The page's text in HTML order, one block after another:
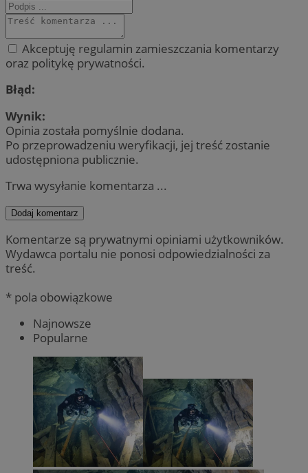
Akceptuję regulamin zamieszczania komentarzy
oraz politykę prywatności.
Błąd:
Wynik:
Opinia została pomyślnie dodana.
Po przeprowadzeniu weryfikacji, jej treść zostanie
udostępniona publicznie.
Trwa wysyłanie komentarza ...
Dodaj komentarz
Komentarze są prywatnymi opiniami użytkowników.
Wydawca portalu nie ponosi odpowiedzialności za
treść.
* pola obowiązkowe
Najnowsze
Popularne